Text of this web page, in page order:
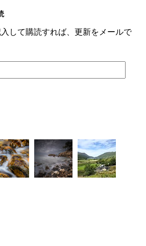
して購読すれば、更新をメールで